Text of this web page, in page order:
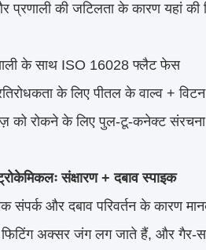
प्रणाली की जटिलता के कारण यहां
के साथ ISO 16028 फ्लैट फेस
के लिए पीतल के वाल्व +
को रोकने के लिए पुल-टू-कनेक्ट संरचना
संक्षारण + दबाव स्पाइक
संपर्क और दबाव परिवर्तन के कारण
फिटिंग अक्सर जंग लग जाते हैं, और गैर-